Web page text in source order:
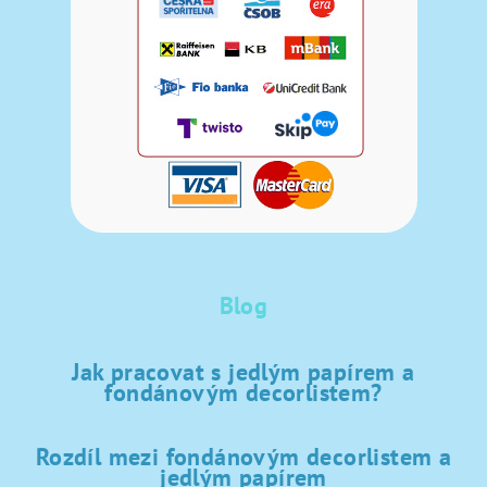
Blog
Jak pracovat s jedlým papírem a
fondánovým decorlistem?
Rozdíl mezi fondánovým decorlistem a
jedlým papírem